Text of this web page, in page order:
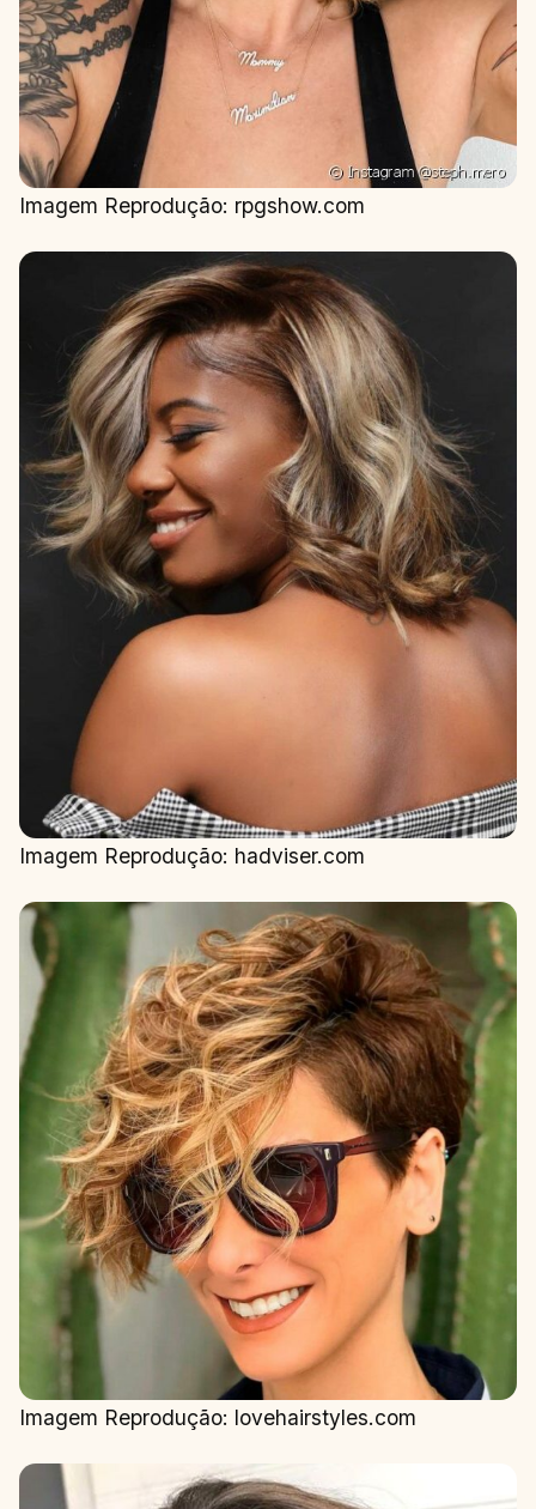
Imagem Reprodução: rpgshow.com
Imagem Reprodução: hadviser.com
Imagem Reprodução: lovehairstyles.com